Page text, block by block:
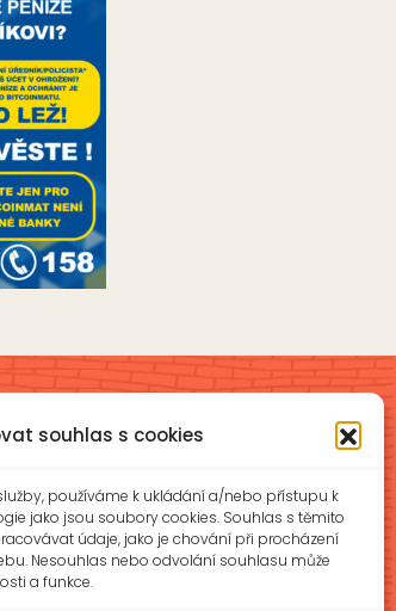
souhlas s cookies
používáme k ukládání a/nebo přístupu k
jako jsou soubory cookies. Souhlas s těmito
údaje, jako je chování při procházení
Nesouhlas nebo odvolání souhlasu může
a funkce.
ŠJ: +420 577 927 979
ŠD: +420 577 926 720
reditelna@zsotrman.cz